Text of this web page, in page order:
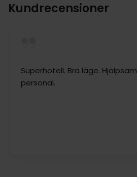
Kundrecensioner
Superhotell. Bra läge. Hjälpsam
personal.